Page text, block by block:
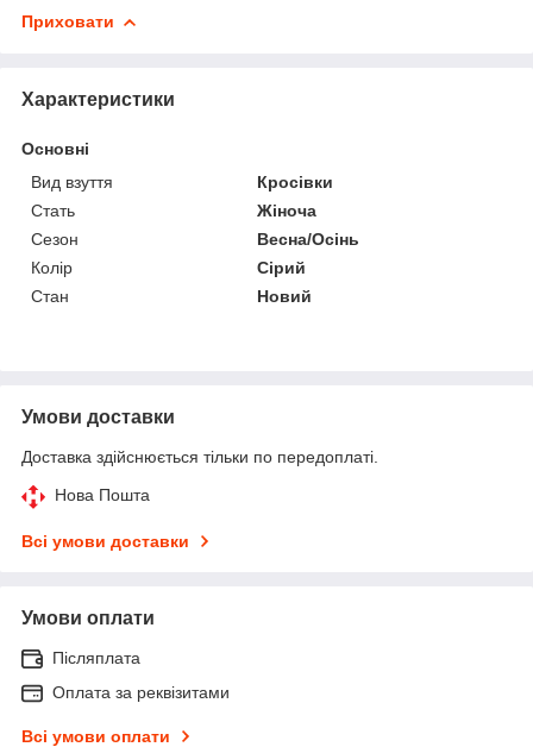
Приховати
Характеристики
Основні
Вид взуття
Кросівки
Стать
Жіноча
Сезон
Весна/Осінь
Колір
Сірий
Стан
Новий
Умови доставки
Доставка здійснюється тільки по передоплаті.
Нова Пошта
Всі умови доставки
Умови оплати
Післяплата
Оплата за реквізитами
Всі умови оплати